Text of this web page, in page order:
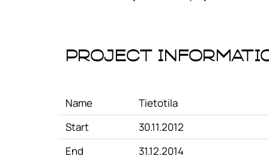
Project
Name
Tietotila
Start
30.11.2012
End
31.12.2014